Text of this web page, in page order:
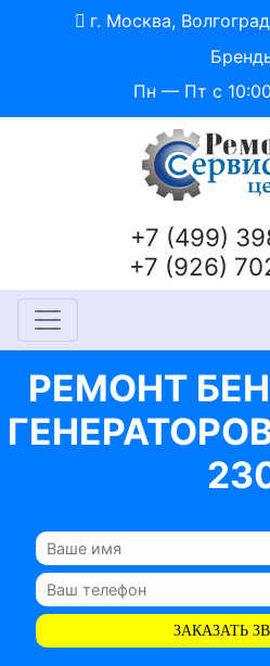
г. Москва,
Пн — Пт с
+7 (499)
+7 (926)
РЕМОНТ
ГЕНЕРАТОРОВ
ЗАКАЗАТЬ